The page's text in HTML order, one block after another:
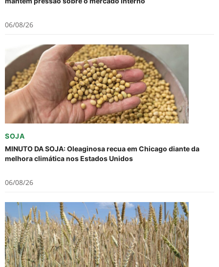
06/08/26
SOJA
MINUTO DA SOJA: Oleaginosa recua em Chicago diante da
melhora climática nos Estados Unidos
06/08/26